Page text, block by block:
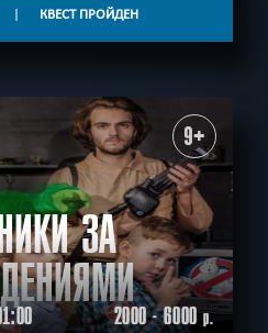
| КВЕСТ ПРОЙДЕН
9+
ЗА
2000 - 6000р.